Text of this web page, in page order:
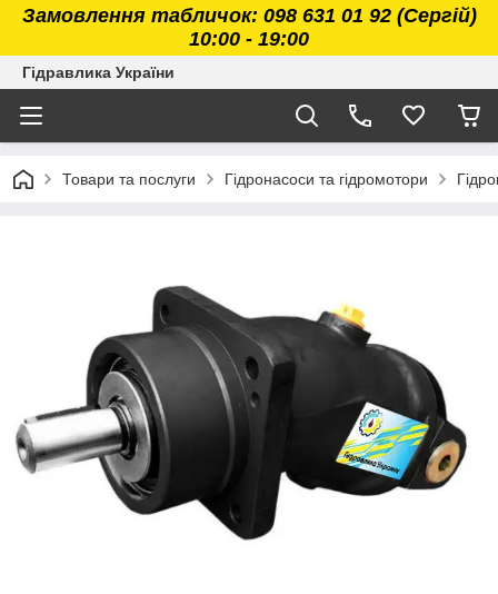
Замовлення табличок: 098 631 01 92 (Сергій)
10:00 - 19:00
Гідравлика України
Товари та послуги Гідронасоси та гідромотори